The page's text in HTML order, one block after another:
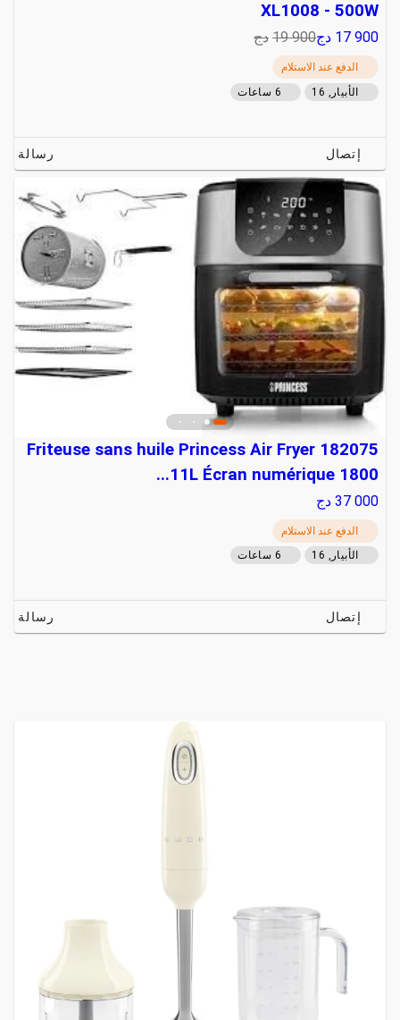
XL1008 - 500W
17 900 دج19 900 دج
الدفع عند الاستلام
الأبيار, 16
6 ساعات
إتصال رسالة
Friteuse sans huile Princess Air Fryer 182075
11L Écran numérique 1800...
37 000 دج
الدفع عند الاستلام
الأبيار, 16
6 ساعات
إتصال رسالة